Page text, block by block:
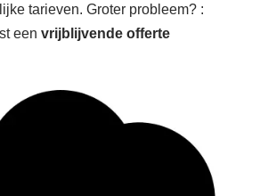
tarieven. Groter probleem? :
een vrijblijvende offerte